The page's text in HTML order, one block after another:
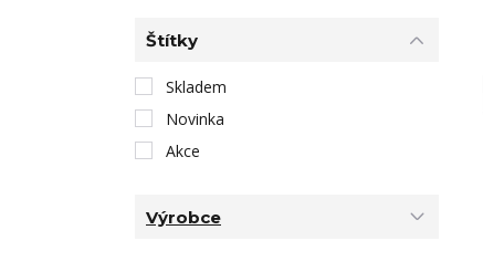
Štítky
Skladem
Novinka
Akce
Výrobce